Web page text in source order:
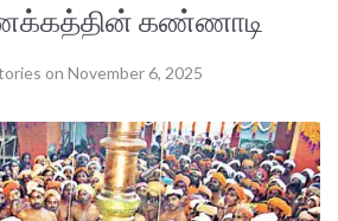
கண்ணாடி
on November 6, 2025